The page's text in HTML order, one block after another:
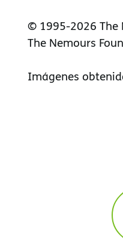
© 1995-2026
The Nemours
Imágenes